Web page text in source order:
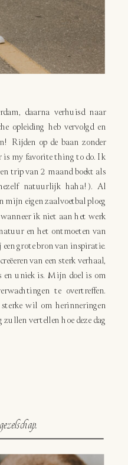
daarna verhuisd naar
opleiding heb vervolgd en
Rijden op de baan zonder
is my favorite thing to do. Ik
trip van 2 maand boekt als
natuurlijk haha!). Al
mijn eigen zaalvoetbal ploeg
ik niet aan het werk
en het ontmoeten van
grote bron van inspiratie.
van een sterk verhaal,
en uniek is. Mijn doel is om
te overtreffen.
wil om herinneringen
zullen vertellen hoe deze dag